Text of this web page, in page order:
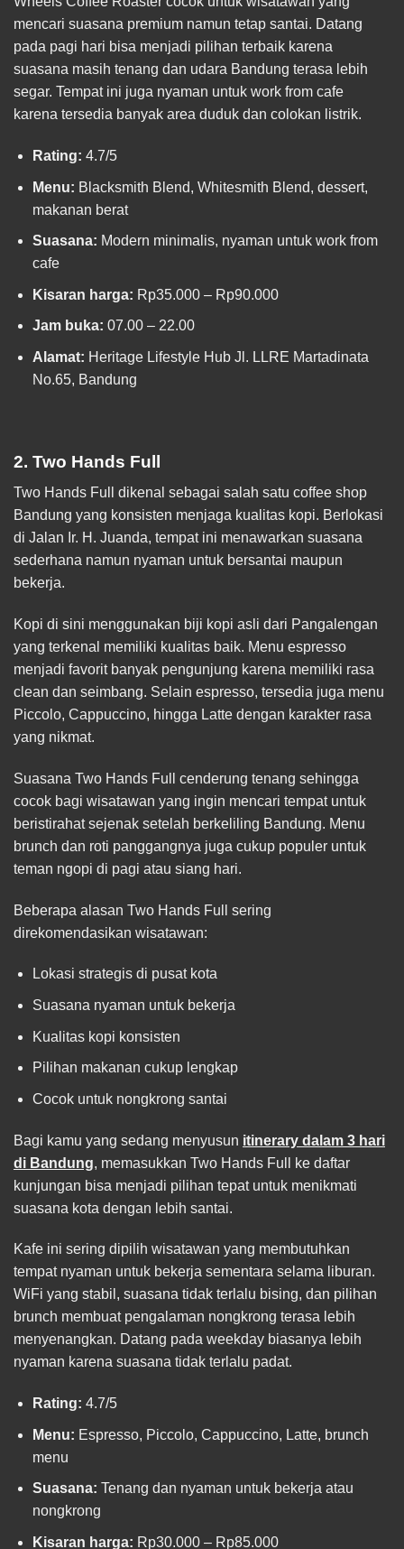
mencari suasana premium namun tetap santai. Datang
pada pagi hari bisa menjadi pilihan terbaik karena
suasana masih tenang dan udara Bandung terasa lebih
segar. Tempat ini juga nyaman untuk work from cafe
karena tersedia banyak area duduk dan colokan listrik.
Rating: 4.7/5
Menu: Blacksmith Blend, Whitesmith Blend, dessert,
makanan berat
Suasana: Modern minimalis, nyaman untuk work from
cafe
Kisaran harga: Rp35.000 – Rp90.000
Jam buka: 07.00 – 22.00
Alamat: Heritage Lifestyle Hub Jl. LLRE Martadinata
No.65, Bandung
2. Two Hands Full
Two Hands Full dikenal sebagai salah satu coffee shop
Bandung yang konsisten menjaga kualitas kopi. Berlokasi
di Jalan Ir. H. Juanda, tempat ini menawarkan suasana
sederhana namun nyaman untuk bersantai maupun
bekerja.
Kopi di sini menggunakan biji kopi asli dari Pangalengan
yang terkenal memiliki kualitas baik. Menu espresso
menjadi favorit banyak pengunjung karena memiliki rasa
clean dan seimbang. Selain espresso, tersedia juga menu
Piccolo, Cappuccino, hingga Latte dengan karakter rasa
yang nikmat.
Suasana Two Hands Full cenderung tenang sehingga
cocok bagi wisatawan yang ingin mencari tempat untuk
beristirahat sejenak setelah berkeliling Bandung. Menu
brunch dan roti panggangnya juga cukup populer untuk
teman ngopi di pagi atau siang hari.
Beberapa alasan Two Hands Full sering
direkomendasikan wisatawan:
Lokasi strategis di pusat kota
Suasana nyaman untuk bekerja
Kualitas kopi konsisten
Pilihan makanan cukup lengkap
Cocok untuk nongkrong santai
Bagi kamu yang sedang menyusun itinerary dalam 3 hari
di Bandung, memasukkan Two Hands Full ke daftar
kunjungan bisa menjadi pilihan tepat untuk menikmati
suasana kota dengan lebih santai.
Kafe ini sering dipilih wisatawan yang membutuhkan
tempat nyaman untuk bekerja sementara selama liburan.
WiFi yang stabil, suasana tidak terlalu bising, dan pilihan
brunch membuat pengalaman nongkrong terasa lebih
menyenangkan. Datang pada weekday biasanya lebih
nyaman karena suasana tidak terlalu padat.
Rating: 4.7/5
Menu: Espresso, Piccolo, Cappuccino, Latte, brunch
menu
Suasana: Tenang dan nyaman untuk bekerja atau
nongkrong
Kisaran harga: Rp30.000 – Rp85.000